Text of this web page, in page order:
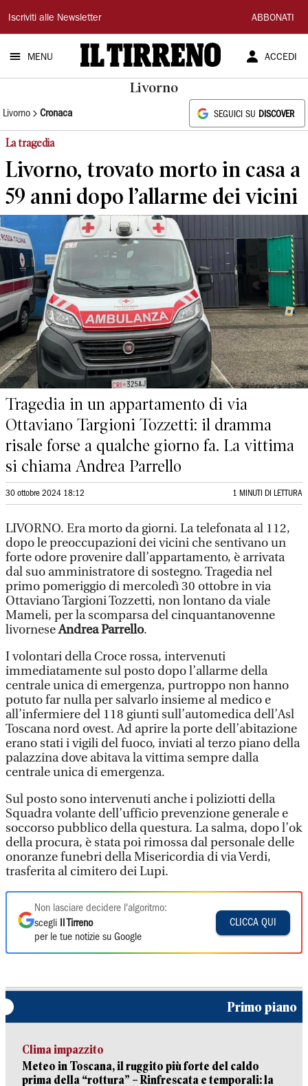
Il
Tirreno
Iscriviti alle Newsletter ABBONATI
MENU ACCEDI
Livorno
Livorno Cronaca SEGUICI SU DISCOVER
La tragedia
Livorno, trovato morto in casa a
59 anni dopo l’allarme dei vicini
Tragedia in un appartamento di via
Ottaviano Targioni Tozzetti: il dramma
risale forse a qualche giorno fa. La vittima
si chiama Andrea Parrello
30 ottobre 2024 18:12 1 MINUTI DI LETTURA
LIVORNO. Era morto da giorni. La telefonata al 112,
dopo le preoccupazioni dei vicini che sentivano un
forte odore provenire dall’appartamento, è arrivata
dal suo amministratore di sostegno. Tragedia nel
primo pomeriggio di mercoledì 30 ottobre in via
Ottaviano Targioni Tozzetti, non lontano da viale
Mameli, per la scomparsa del cinquantanovenne
livorneseAndrea Parrello.
I volontari della Croce rossa, intervenuti
immediatamente sul posto dopo l’allarme della
centrale unica di emergenza, purtroppo non hanno
potuto far nulla per salvarlo insieme al medico e
all’infermiere del 118 giunti sull’automedica dell’Asl
Toscana nord ovest. Ad aprire la porte dell’abitazione
erano stati i vigili del fuoco, inviati al terzo piano della
palazzina dove abitava la vittima sempre dalla
centrale unica di emergenza.
Sul posto sono intervenuti anche i poliziotti della
Squadra volante dell’ufficio prevenzione generale e
soccorso pubblico della questura. La salma, dopo l’ok
della procura, è stata poi rimossa dal personale delle
onoranze funebri della Misericordia di via Verdi,
trasferita al cimitero dei Lupi.
Non lasciare decidere l'algoritmo:
scegli
Il Tirreno
per le tue notizie su Google
CLICCA QUI
Primo piano
Clima impazzito
Meteo in Toscana, il ruggito più forte del caldo
prima della “rottura” – Rinfrescata e temporali: la